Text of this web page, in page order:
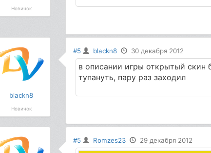
Новичок
blackn8
Новичок
#5 blackn8 30 декабря 2012
в описании игры открытый скин
тупануть, пару раз заходил
#5 Romzes23 29 декабря 2012